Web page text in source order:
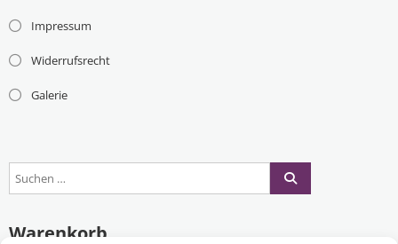
Impressum
Widerrufsrecht
Galerie
Warenkorb